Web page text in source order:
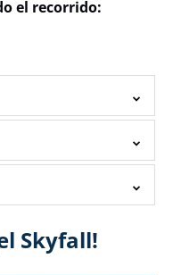
el recorrido:
Skyfall!